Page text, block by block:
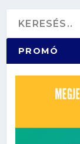
PROMÓ